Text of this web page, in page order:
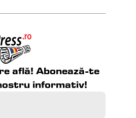
află! Abonează-te
informativ!